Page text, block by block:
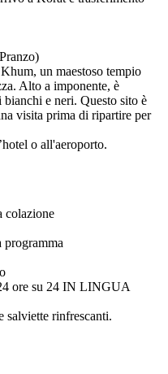
un maestoso tempio
Alto a imponente, è
e neri. Questo sito è
visita prima di ripartire per
o all'aeroporto.
colazione
programma
ore su 24 IN LINGUA
salviette rinfrescanti.